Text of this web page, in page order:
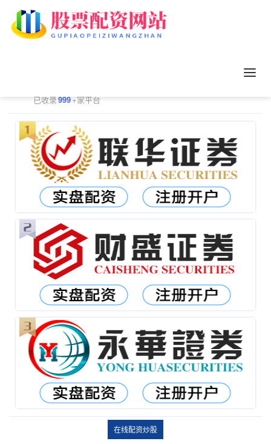
已收录999+家平台
在线配资炒股